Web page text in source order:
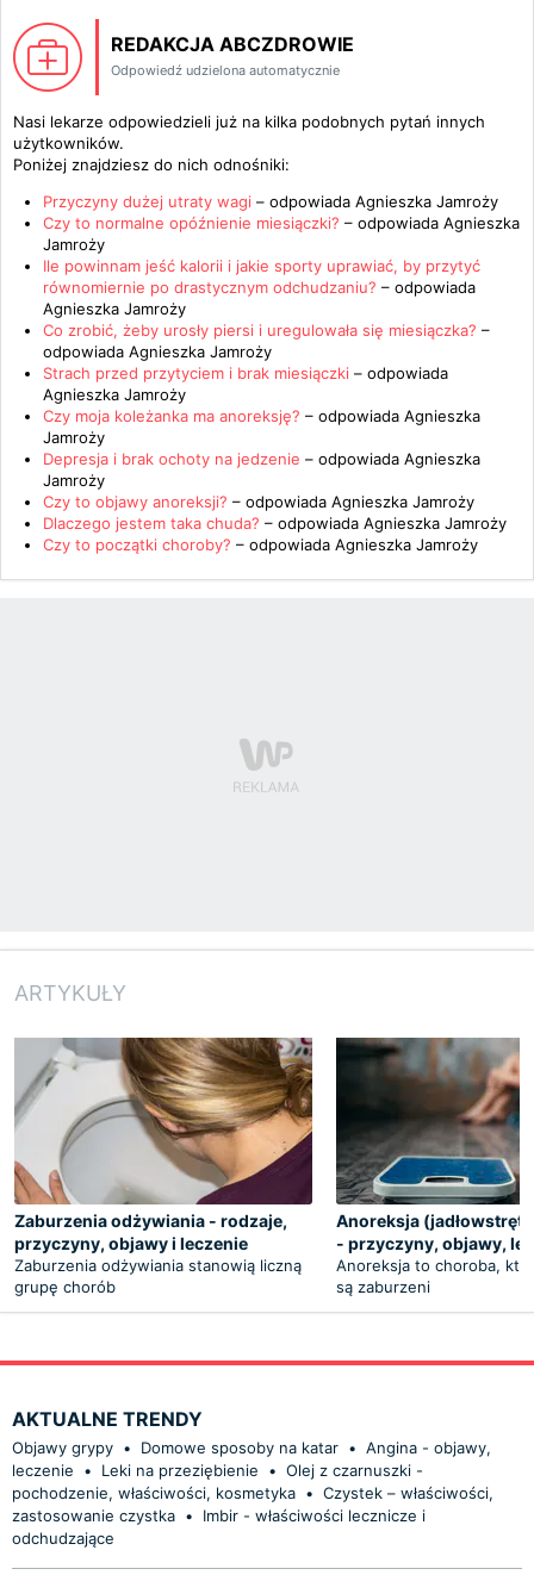
REDAKCJA ABCZDROWIE
Odpowiedź udzielona automatycznie
Nasi lekarze odpowiedzieli już na kilka podobnych pytań innych
użytkowników.
Poniżej znajdziesz do nich odnośniki:
Przyczyny dużej utraty wagi – odpowiada Agnieszka Jamroży
Czy to normalne opóźnienie miesiączki? – odpowiada Agnieszka
Jamroży
Ile powinnam jeść kalorii i jakie sporty uprawiać, by przytyć
równomiernie po drastycznym odchudzaniu? – odpowiada
Agnieszka Jamroży
Co zrobić, żeby urosły piersi i uregulowała się miesiączka? –
odpowiada Agnieszka Jamroży
Strach przed przytyciem i brak miesiączki – odpowiada
Agnieszka Jamroży
Czy moja koleżanka ma anoreksję? – odpowiada Agnieszka
Jamroży
Depresja i brak ochoty na jedzenie – odpowiada Agnieszka
Jamroży
Czy to objawy anoreksji? – odpowiada Agnieszka Jamroży
Dlaczego jestem taka chuda? – odpowiada Agnieszka Jamroży
Czy to początki choroby? – odpowiada Agnieszka Jamroży
ARTYKUŁY
Zaburzenia odżywiania - rodzaje,
przyczyny, objawy i leczenie
Zaburzenia odżywiania stanowią liczną
grupę chorób
Anoreksja (jadłowstręt
- przyczyny, objawy,
Anoreksja to choroba,
są zaburzeni
AKTUALNE TRENDY
Objawy grypy • Domowe sposoby na katar • Angina - objawy,
leczenie
• Leki na przeziębienie • Olej z czarnuszki -
pochodzenie, właściwości, kosmetyka • Czystek – właściwości,
zastosowanie czystka •
Imbir - właściwości lecznicze i
odchudzające